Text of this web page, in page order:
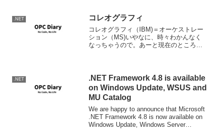
.NET コレオグラフィ
コレオグラフィ（IBM)＝オーケストレー
ション（MS)いやなに、時々わかんなく
なっちゃうので。あーと現在のところ実
.NET
.NET Framework 4.8 is available
on Windows Update, WSUS and
MU Catalog
We are happy to announce that Microsoft
.NET Framework 4.8 is now available on
Windows Update, Windows Server